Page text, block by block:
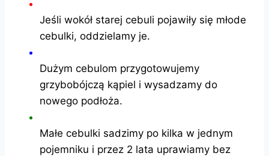
Jeśli wokół starej cebuli pojawiły się młode
cebulki, oddzielamy je.
Dużym cebulom przygotowujemy
grzybobójczą kąpiel i wysadzamy do
nowego podłoża.
Małe cebulki sadzimy po kilka w jednym
pojemniku i przez 2 lata uprawiamy bez